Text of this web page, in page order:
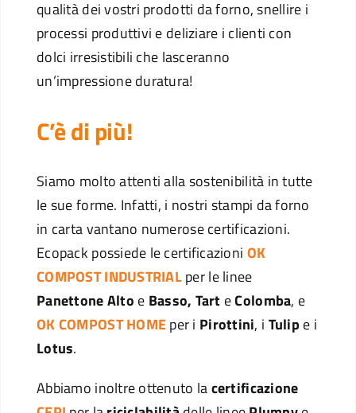
qualità dei vostri prodotti da forno, snellire i
processi produttivi e deliziare i clienti con
dolci irresistibili che lasceranno
un’impressione duratura!
C’è di più!
Siamo molto attenti alla sostenibilità in tutte
le sue forme. Infatti, i nostri stampi da forno
in carta vantano numerose certificazioni.
Ecopack possiede le certificazioni OK
COMPOST INDUSTRIALper le linee
Panettone Alto e Basso, Tart eColomba, e
OK COMPOST HOMEper i Pirottini, i Tulip e i
Lotus.
Abbiamo inoltre ottenuto lacertificazione